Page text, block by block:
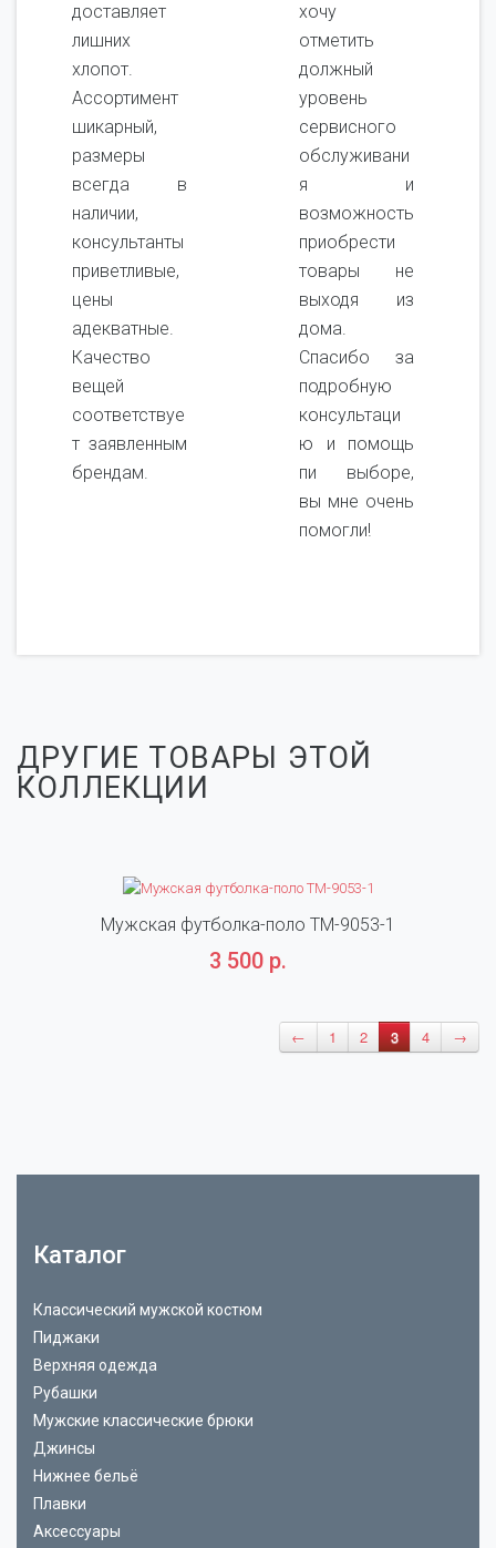
доставляет
лишних
хлопот.
Ассортимент
шикарный,
размеры
всегда в
наличии,
консультанты
приветливые,
цены
адекватные.
Качество
вещей
соответствуе
т заявленным
брендам.
хочу
отметить
должный
уровень
сервисного
обслуживани
я и
возможность
приобрести
товары не
выходя из
дома.
Спасибо за
подробную
консультаци
ю и помощь
пи выборе,
вы мне очень
помогли!
ДРУГИЕ ТОВАРЫ ЭТОЙ
КОЛЛЕКЦИИ
Мужская футболка-поло TM-9053-1
3 500 р.
← 1 2 3 4 →
Каталог
Классический мужской костюм
Пиджаки
Верхняя одежда
Рубашки
Мужские классические брюки
Джинсы
Нижнее бельё
Плавки
Аксессуары